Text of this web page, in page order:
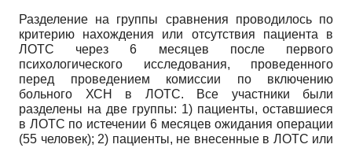
Разделение на группы сравнения проводилось по
критерию нахождения или отсутствия пациента в
ЛОТС через 6 месяцев после первого
психологического исследования, проведенного
перед проведением комиссии по включению
больного ХСН в ЛОТС. Все участники были
разделены на две группы: 1) пациенты, оставшиеся
в ЛОТС по истечении 6 месяцев ожидания операции
(55 человек); 2) пациенты, не внесенные в ЛОТС или